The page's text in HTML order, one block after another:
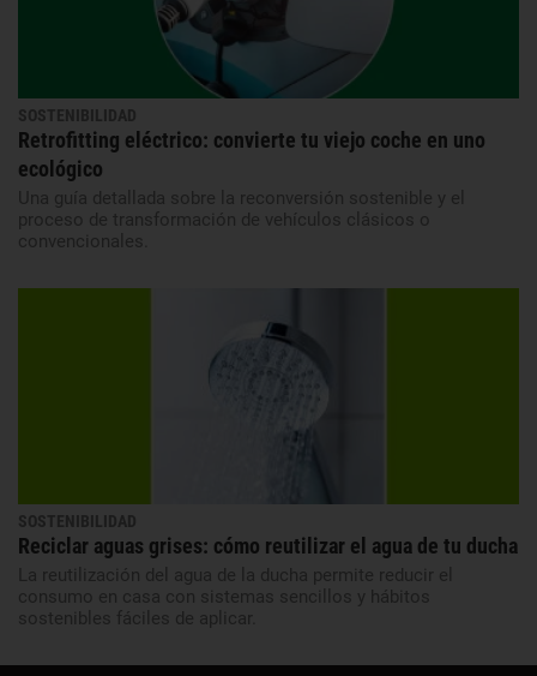
SOSTENIBILIDAD
Retrofitting eléctrico: convierte tu viejo coche en uno
ecológico
Una guía detallada sobre la reconversión sostenible y el
proceso de transformación de vehículos clásicos o
convencionales.
SOSTENIBILIDAD
Reciclar aguas grises: cómo reutilizar el agua de tu ducha
La reutilización del agua de la ducha permite reducir el
consumo en casa con sistemas sencillos y hábitos
sostenibles fáciles de aplicar.